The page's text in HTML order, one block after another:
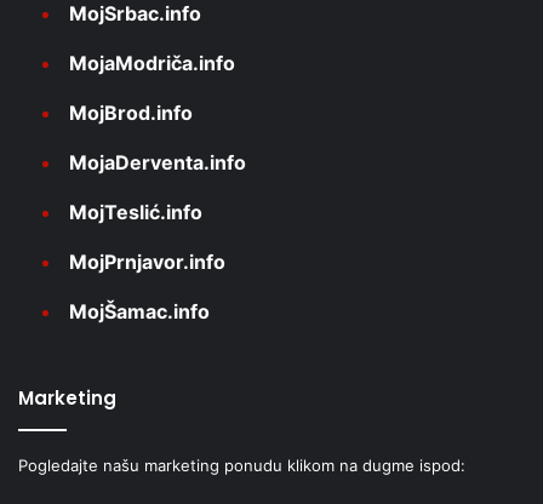
MojSrbac.info
MojaModriča.info
MojBrod.info
MojaDerventa.info
MojTeslić.info
MojPrnjavor.info
MojŠamac.info
Marketing
Pogledajte našu marketing ponudu klikom na dugme ispod: